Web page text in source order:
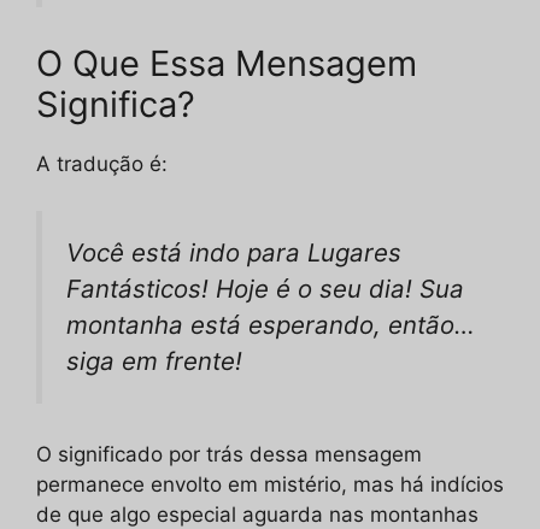
O Que Essa Mensagem
Significa?
A tradução é:
Você está indo para Lugares
Fantásticos! Hoje é o seu dia! Sua
montanha está esperando, então…
siga em frente!
O significado por trás dessa mensagem
permanece envolto em mistério, mas há indícios
de que algo especial aguarda nas montanhas